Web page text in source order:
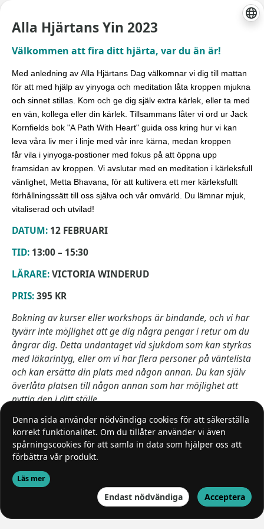
Alla Hjärtans Yin 2023
Välkommen att fira ditt hjärta, var du än är!
Med anledning av Alla Hjärtans Dag välkomnar vi dig till mattan
för att med hjälp av yinyoga och meditation låta kroppen mjukna
och sinnet stillas. Kom och ge dig själv extra kärlek, eller ta med
en vän, kollega eller din kärlek. Tillsammans låter vi ord ur Jack
Kornfields bok "A Path With Heart" guida oss kring hur vi kan
leva våra liv mer i linje med vår inre kärna, medan kroppen
får vila i yinyoga-postioner med fokus på att öppna upp
framsidan av kroppen. Vi avslutar med en meditation i kärleksfull
vänlighet, Metta Bhavana, för att kultivera ett mer kärleksfullt
förhållningssätt till oss själva och vår omvärld. Du lämnar mjuk,
vitaliserad och utvilad!
DATUM: 12 FEBRUARI
TID: 13:00 – 15:30
LÄRARE:VICTORIA WINDERUD
PRIS:395 KR
Bokning av kurser eller workshops är bindande, och vi har
tyvärr inte möjlighet att ge dig några pengar i retur om du
ångrar dig. Detta undantaget vid sjukdom som kan styrkas
med läkarintyg, eller om vi har flera personer på väntelista
och kan ersätta din plats med någon annan. Du kan själv
överlåta platsen till någon annan som har möjlighet att
nyttja den i ditt ställe.
Denna sida är inte tillgänglig just nu.
Denna sida använder nödvändiga cookies för att säkerställa
korrekt funktionalitet. Om du tillåter använder vi även
spårningscookies för att samla in data som hjälper oss att
förbättra vår produkt.
Läs mer
Endast nödvändiga Acceptera